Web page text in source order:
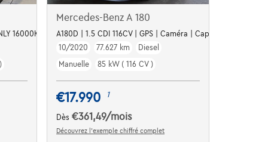
16000KM!! / Mil
Mercedes-Benz A 180
A180D | 1.5 CDI 116CV | GPS | Caméra | Capteurs Av/Ar |
10/2020
77.627 km
Diesel
Manuelle
85 kW ( 116 CV )
€17.990 1
Dès€361,49/mois
Découvrez l’exemple chiffré complet